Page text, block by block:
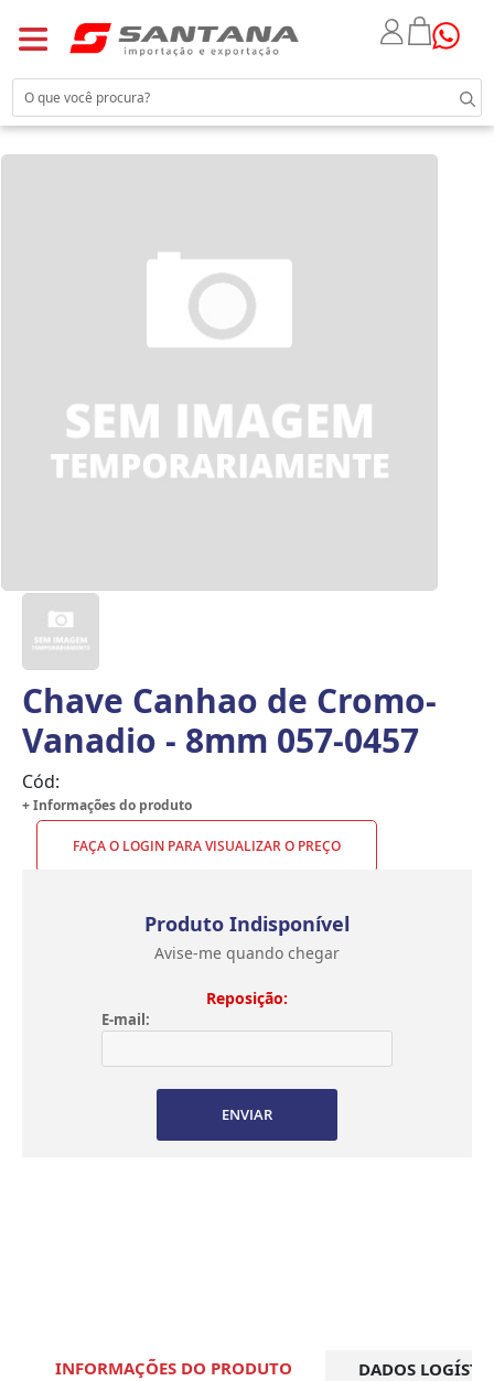
Chave Canhao de Cromo-
Vanadio - 8mm 057-0457
Cód:
+ Informações do produto
FAÇA O LOGIN PARA VISUALIZAR O PREÇO
Produto Indisponível
Avise-me quando chegar
Reposição:
E-mail:
ENVIAR
INFORMAÇÕES DO PRODUTO DADOS